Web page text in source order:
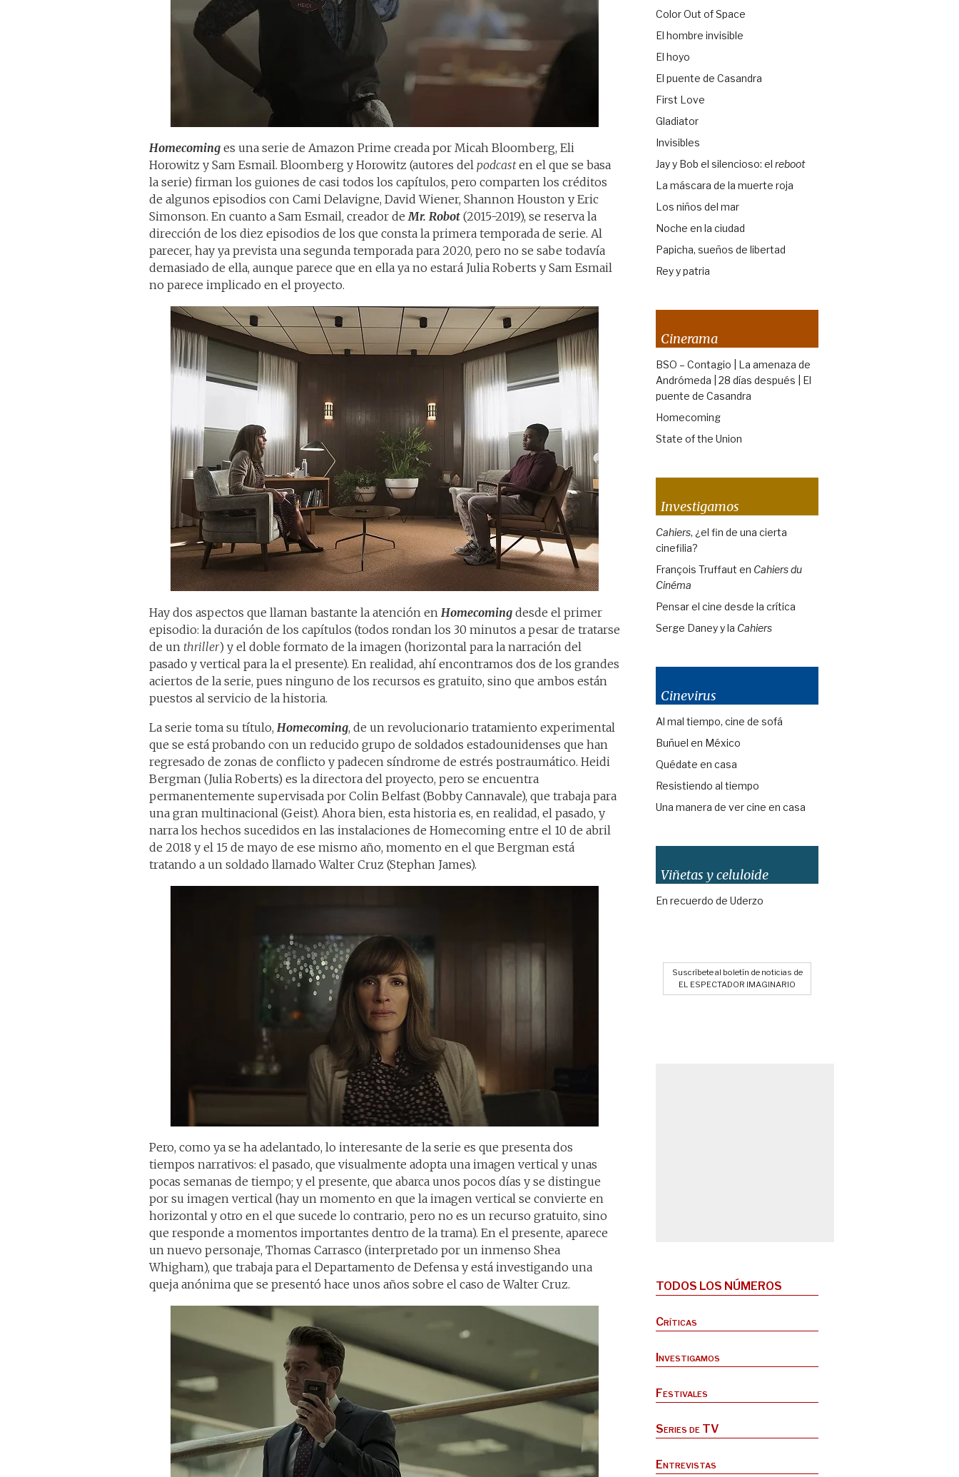
Homecoming es una serie de Amazon Prime creada por Micah Bloomberg, Eli
Horowitz y Sam Esmail. Bloomberg y Horowitz (autores del podcasten el que se basa
la serie) firman los guiones de casi todos los capítulos, pero comparten los créditos
de algunos episodios con Cami Delavigne, David Wiener, Shannon Houston y Eric
Simonson. En cuanto a Sam Esmail, creador deMr. Robot (2015-2019), se reserva la
dirección de los diez episodios de los que consta la primera temporada de serie. Al
parecer, hay ya prevista una segunda temporada para 2020, pero no se sabe todavía
demasiado de ella, aunque parece que en ella ya no estará Julia Roberts y Sam Esmail
no parece implicado en el proyecto.
Hay dos aspectos que llaman bastante la atención en Homecoming desde el primer
episodio: la duración de los capítulos (todos rondan los 30 minutos a pesar de tratarse
de un thriller) y el doble formato de la imagen (horizontal para la narración del
pasado y vertical para la el presente). En realidad, ahí encontramos dos de los grandes
aciertos de la serie, pues ninguno de los recursos es gratuito, sino que ambos están
puestos al servicio de la historia.
La serie toma su título, Homecoming, de un revolucionario tratamiento experimental
que se está probando con un reducido grupo de soldados estadounidenses que han
regresado de zonas de conflicto y padecen síndrome de estrés postraumático. Heidi
Bergman (Julia Roberts) es la directora del proyecto, pero se encuentra
permanentemente supervisada por Colin Belfast (Bobby Cannavale), que trabaja para
una gran multinacional (Geist). Ahora bien, esta historia es, en realidad, el pasado, y
narra los hechos sucedidos en las instalaciones de Homecoming entre el 10 de abril
de 2018 y el 15 de mayo de ese mismo año, momento en el que Bergman está
tratando a un soldado llamado Walter Cruz (Stephan James).
Pero, como ya se ha adelantado, lo interesante de la serie es que presenta dos
tiempos narrativos: el pasado, que visualmente adopta una imagen vertical y unas
pocas semanas de tiempo; y el presente, que abarca unos pocos días y se distingue
por su imagen vertical (hay un momento en que la imagen vertical se convierte en
horizontal y otro en el que sucede lo contrario, pero no es un recurso gratuito, sino
que responde a momentos importantes dentro de la trama). En el presente, aparece
un nuevo personaje, Thomas Carrasco (interpretado por un inmenso Shea
Whigham), que trabaja para el Departamento de Defensa y está investigando una
queja anónima que se presentó hace unos años sobre el caso de Walter Cruz.
Color Out of Space
El hombre invisible
El hoyo
El puente de Casandra
First Love
Gladiator
Invisibles
Jay y Bob el silencioso: el reboot
La máscara de la muerte roja
Los niños del mar
Noche en la ciudad
Papicha, sueños de libertad
Rey y patria
Cinerama
BSO – Contagio | La amenaza de
Andrómeda | 28 días después | El
puente de Casandra
Homecoming
State of the Union
Investigamos
Cahiers, ¿el fin de una cierta
cinefilia?
François Truffaut en Cahiers du
Cinéma
Pensar el cine desde la crítica
Serge Daney y la Cahiers
Cinevirus
Al mal tiempo, cine de sofá
Buñuel en México
Quédate en casa
Resistiendo al tiempo
Una manera de ver cine en casa
Viñetas y celuloide
En recuerdo de Uderzo
Suscríbete al boletín de noticias de
EL ESPECTADOR IMAGINARIO
TODOS LOS NÚMEROS
Críticas
Investigamos
Festivales
Series de TV
Entrevistas